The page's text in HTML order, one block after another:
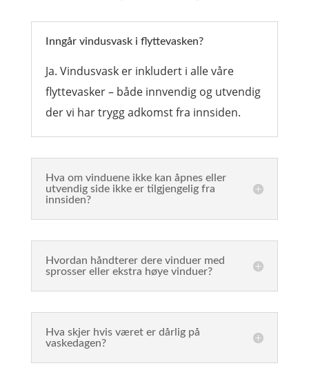
Inngår vindusvask i flyttevasken?
Ja. Vindusvask er inkludert i alle våre
flyttevasker – både innvendig og utvendig
der vi har trygg adkomst fra innsiden.
Hva om vinduene ikke kan åpnes eller
utvendig side ikke er tilgjengelig fra
innsiden?
Hvordan håndterer dere vinduer med
sprosser eller ekstra høye vinduer?
Hva skjer hvis været er dårlig på
vaskedagen?